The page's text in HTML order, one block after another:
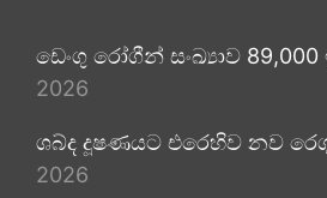
ඩෙංගු රෝගීන් සංඛ්‍යාව
2026
ශබ්ද දූෂණයට එරෙහිව නව
2026